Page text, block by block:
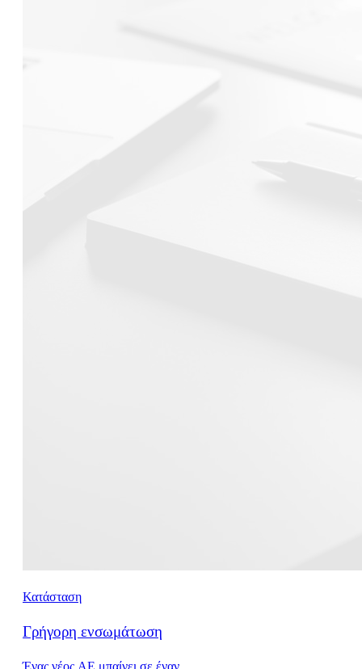
Κατάσταση
Γρήγορη ενσωμάτωση
Ένας νέος AE μπαίνει σε έναν